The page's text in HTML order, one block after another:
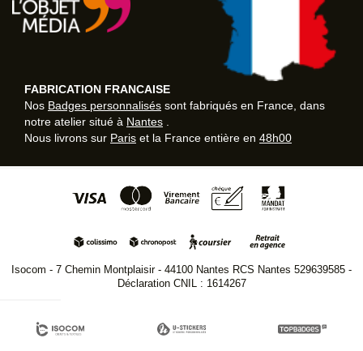
FABRICATION FRANCAISE
Nos Badges personnalisés sont fabriqués en France, dans
notre atelier situé à Nantes
Nous livrons sur Paris et la France entière en 48h00
Isocom - 7 Chemin Montplaisir - 44100 Nantes RCS Nantes 529639585 -
Déclaration CNIL : 1614267